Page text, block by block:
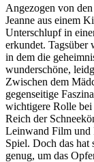
Angezogen von
Jeanne aus einem
Unterschlupf in
erkundet. Tagsüber
in dem die
wunderschöne,
Zwischen dem
gegenseitige
wichtigere Rolle bei
Reich der
Leinwand Film und
Spiel. Doch das hat
genug, um das